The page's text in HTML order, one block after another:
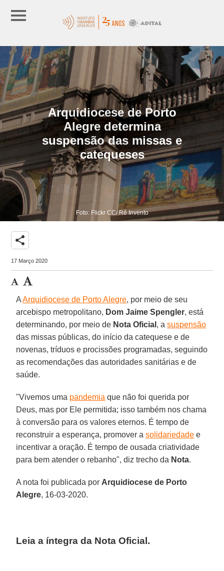
Arquidiocese de Porto
Alegre determina
suspensão das missas e
catequeses
Foto: Flickr CC/ Rê Invento
share
17 Março 2020
AArquidiocese de Porto Alegre, por meio de seu
arcebispo metropolitano, Dom Jaime Spengler, está
determinando, por meio de Nota Oficial , asuspensão
das missas públicas, do início da catequese e de
novenas, tríduos e procissões programadas, seguindo
as recomendações das autoridades sanitárias e de
saúde.
"Vivemos uma pandemia que não foi querida por
Deus, mas por Ele permitida; isso também nos chama
à conversão para os valores eternos. É tempo de
reconstruir a esperança, promover asolidariedade e
incentivar a oração. É tempo de ousada criatividade
para bem atender o rebanho", diz trecho da Nota.
A nota foi publicada por Arquidiocese de Porto
Alegre, 16-03-2020.
Leia a íntegra da Nota Oficial.